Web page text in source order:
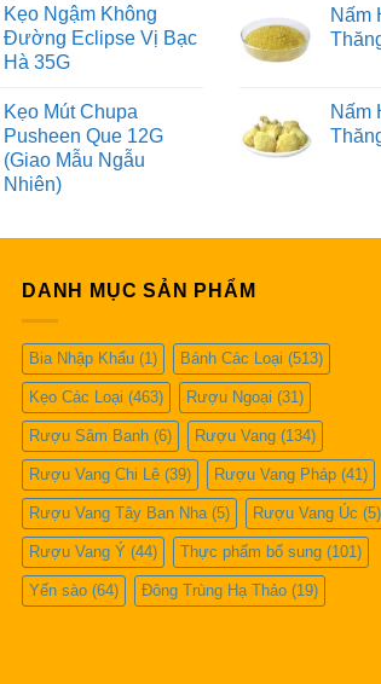
Kẹo Ngậm Không
Đường Eclipse Vị Bạc
Hà 35G
Kẹo Mút Chupa
Pusheen Que 12G
(Giao Mẫu Ngẫu
Nhiên)
Nấm
Nấm
DANH MỤC SẢN PHẨM
Bia Nhập Khẩu (1) Bánh Các Loại (513)
Kẹo Các Loại (463) Rượu Ngoại (31)
Rượu Sâm Banh (6) Rượu Vang (134)
Rượu Vang Chi Lê (39) Rượu Vang Pháp (41)
Rượu Vang Tây Ban Nha(5) Rượu Vang Úc (5)
Rượu Vang Ý (44) Thực phẩm bổ sung (101)
Yến sào (64) Đông Trùng Hạ Thảo (19)